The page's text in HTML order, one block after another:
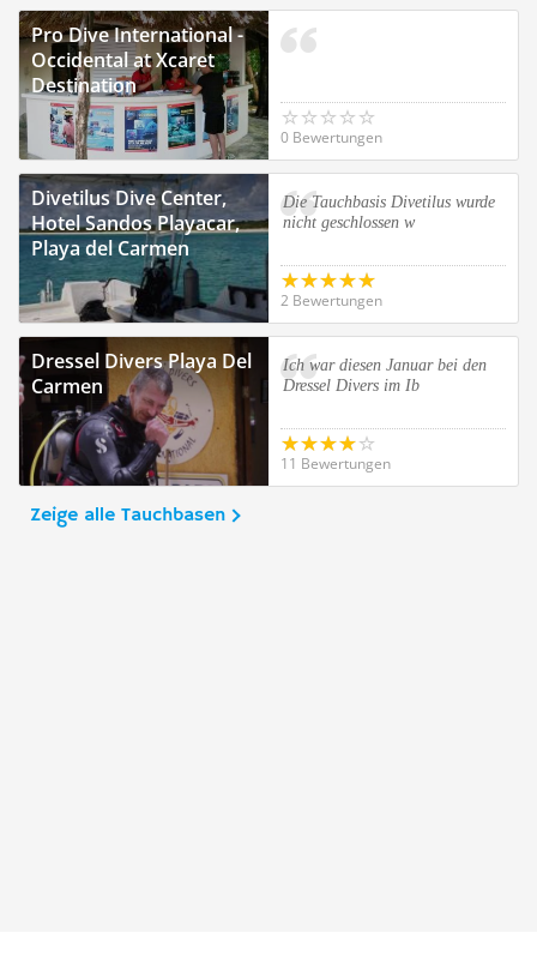
Pro Dive International -
Occidental at Xcaret
Destination
0 Bewertungen
Divetilus Dive Center,
Hotel Sandos Playacar,
Playa del Carmen
Die Tauchbasis Divetilus wurde
nicht geschlossen w
2 Bewertungen
Dressel Divers Playa Del
Carmen
Ich war diesen Januar bei den
Dressel Divers im Ib
11 Bewertungen
Zeige alle Tauchbasen